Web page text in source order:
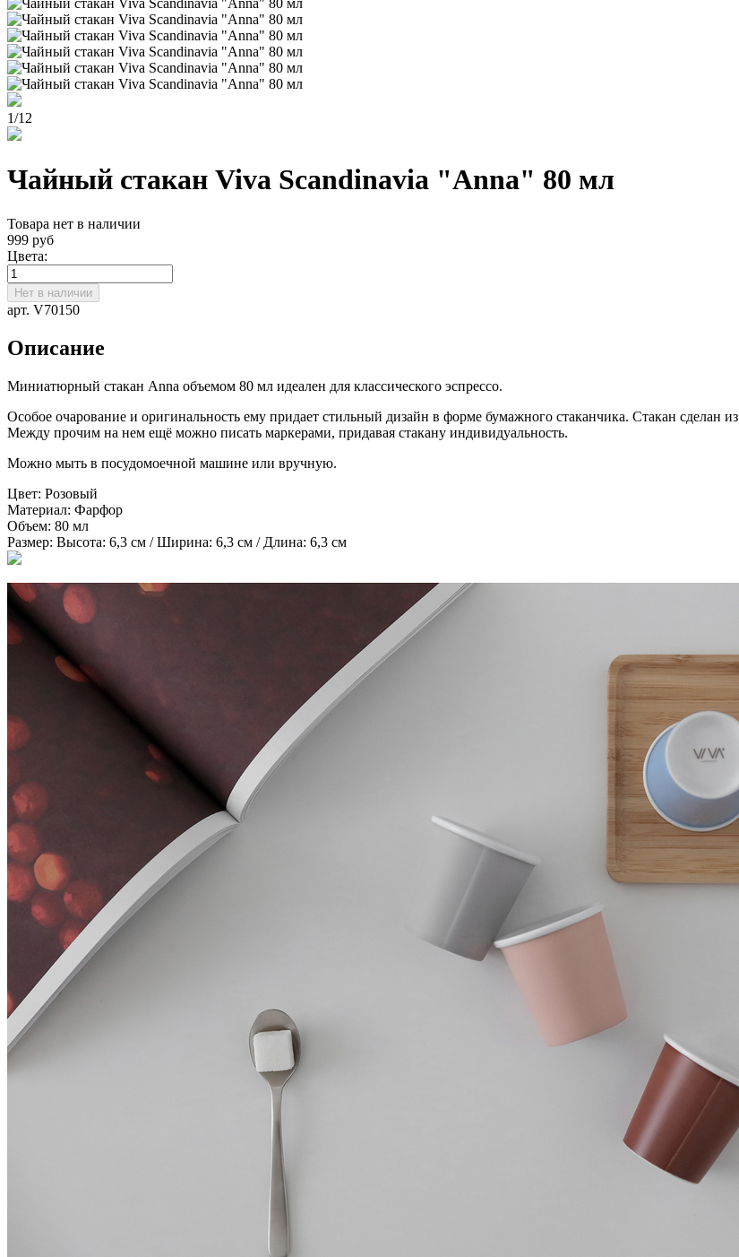
1/12
Чайный стакан Viva Scandinavia "Anna" 80 мл
Товара нет в наличии
999 руб
Цвета:
Нет в наличии
арт. V70150
Описание
Миниатюрный стакан Anna объемом 80 мл идеален для классического эспрессо.
Особое очарование и оригинальность ему придает стильный дизайн в форме бумажного стаканчика. Стакан сделан
Между прочим на нем ещё можно писать маркерами, придавая стакану индивидуальность.
Можно мыть в посудомоечной машине или вручную.
Цвет: Розовый
Материал: Фарфор
Объем: 80 мл
Размер: Высота: 6,3 см / Ширина: 6,3 см / Длина: 6,3 см